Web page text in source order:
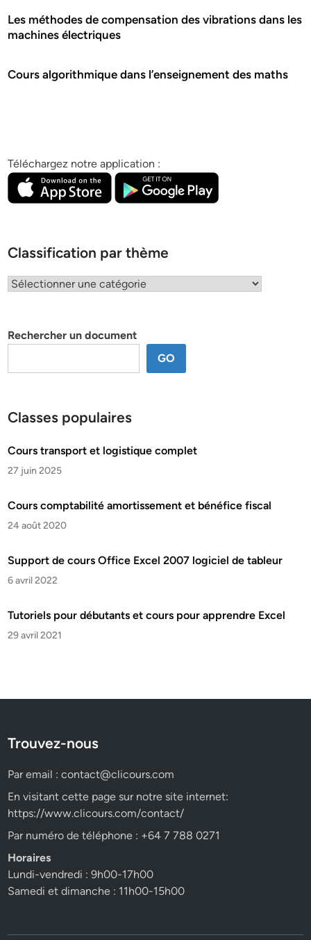
Les méthodes de compensation des vibrations dans les
machines électriques
Cours algorithmique dans l’enseignement des maths
Téléchargez notre application :
Classification par thème
Classification
Rechercher un document
GO
Classes populaires
Cours transport et logistique complet
27 juin 2025
Cours comptabilité amortissement et bénéfice fiscal
24 août 2020
Support de cours Office Excel 2007 logiciel de tableur
6 avril 2022
Tutoriels pour débutants et cours pour apprendre Excel
29 avril 2021
Trouvez-nous
Par email :contact@clicours.com
En visitant cette page sur notre site internet:
https://www.clicours.com/contact/
Par numéro de téléphone : +64 7 788 0271
Horaires
Lundi-vendredi : 9h00-17h00
Samedi et dimanche : 11h00-15h00